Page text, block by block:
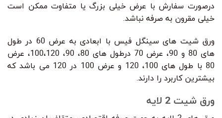
در‌صورت سفارش با عرض خیلی بزرگ یا متفاوت ممکن است
خیلی مقرون به صرفه نباشد.
ورق شیت های سینگل فیس با ابعادی به عرض 60 در طول
های 80 و 90، عرض 70 درطول های 80، 90، 100،120، عرض
80 با طول های 100، 120 و عرض 100 در 120 می باشد که
بیشترین کاربرد را دارند.
ورق شیت 2 لایه